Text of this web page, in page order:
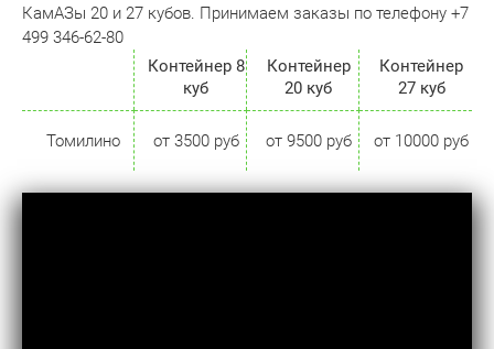
КамАЗы 20 и 27 кубов. Принимаем заказы по телефону +7
499 346-62-80
Контейнер 8
куб
Контейнер
20 куб
Контейнер
27 куб
Томилино от 3500 руб от 9500 руб от 10000 руб